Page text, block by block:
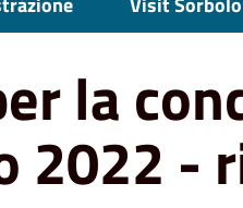
la
2022 -